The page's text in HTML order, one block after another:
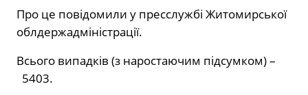
Про це повідомили у пресслужбі Житомирської
облдержадміністрації.
Всього випадків (з наростаючим підсумком) –
5403.